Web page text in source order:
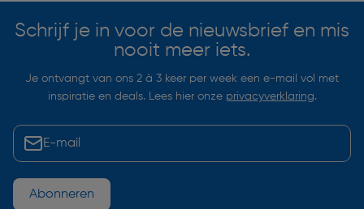
Schrijf je in voor de nieuwsbrief en mis
nooit meer iets.
Je ontvangt van ons 2 à 3 keer per week een e-mail vol met
inspiratie en deals. Lees hier onze privacyverklaring.
Abonneren